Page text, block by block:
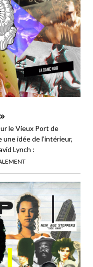
le Vieux Port de
idée de l’intérieur,
Lynch :